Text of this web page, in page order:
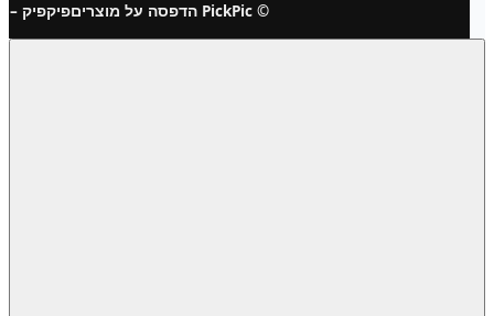
© PickPic הדפסה על מוצרים פיקפיק –